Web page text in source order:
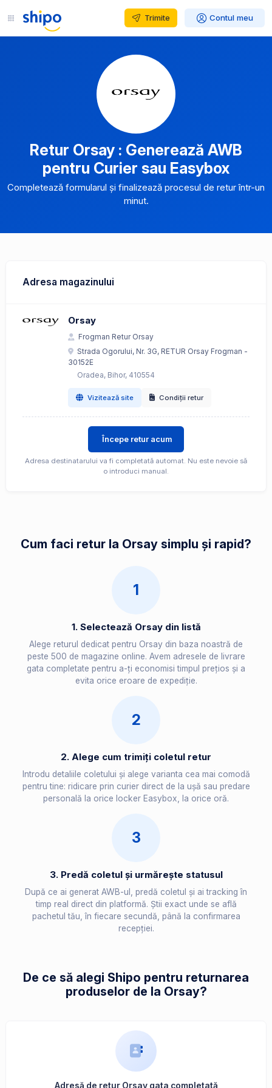
Trimite Contul meu
Retur Orsay : Generează AWB
pentru Curier sau Easybox
Completează formularul și finalizează procesul de retur într-un
minut.
Adresa magazinului
Orsay
Frogman Retur Orsay
Strada Ogorului, Nr. 3G, RETUR Orsay Frogman -
30152E
Oradea, Bihor, 410554
Vizitează site Condiții retur
Începe retur acum
Adresa destinatarului va fi completată automat. Nu este nevoie să
o introduci manual.
Cum faci retur la Orsay simplu și rapid?
1
1. Selectează Orsay din listă
Alege returul dedicat pentru Orsay din baza noastră de
peste 500 de magazine online. Avem adresele de livrare
gata completate pentru a-ți economisi timpul prețios și a
evita orice eroare de expediție.
2
2. Alege cum trimiți coletul retur
Introdu detaliile coletului și alege varianta cea mai comodă
pentru tine: ridicare prin curier direct de la ușă sau predare
personală la orice locker Easybox, la orice oră.
3
3. Predă coletul și urmărește statusul
După ce ai generat AWB-ul, predă coletul și ai tracking în
timp real direct din platformă. Știi exact unde se află
pachetul tău, în fiecare secundă, până la confirmarea
recepției.
De ce să alegi Shipo pentru returnarea
produselor de la Orsay?
Adresă de retur Orsay gata completată